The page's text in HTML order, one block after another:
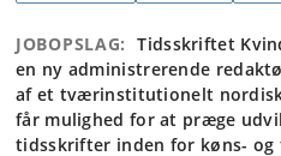
JOBOPSLAG: Tidsskriftet
en ny administrerende
af et tværinstitutionelt
får mulighed for at præge
tidsskrifter inden for køns- og